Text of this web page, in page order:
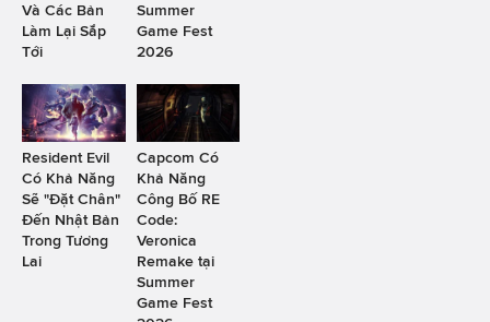
Và Các Bản
Làm Lại Sắp
Tới
Summer
Game Fest
2026
Resident Evil
Có Khả Năng
Sẽ "Đặt Chân"
Đến Nhật Bản
Trong Tương
Lai
Capcom Có
Khả Năng
Công Bố RE
Code:
Veronica
Remake tại
Summer
Game Fest